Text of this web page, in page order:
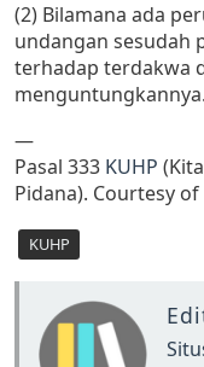
(2) Bilamana ada
undangan sesudah
terhadap terdakwa
menguntungkannya.
—
Pasal 333 KUHP
Pidana). Courtesy of
KUHP